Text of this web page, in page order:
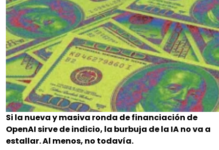
Si la nueva y masiva ronda de financiación de
OpenAI sirve de indicio, la burbuja de la IA no va a
estallar. Al menos, no todavía.